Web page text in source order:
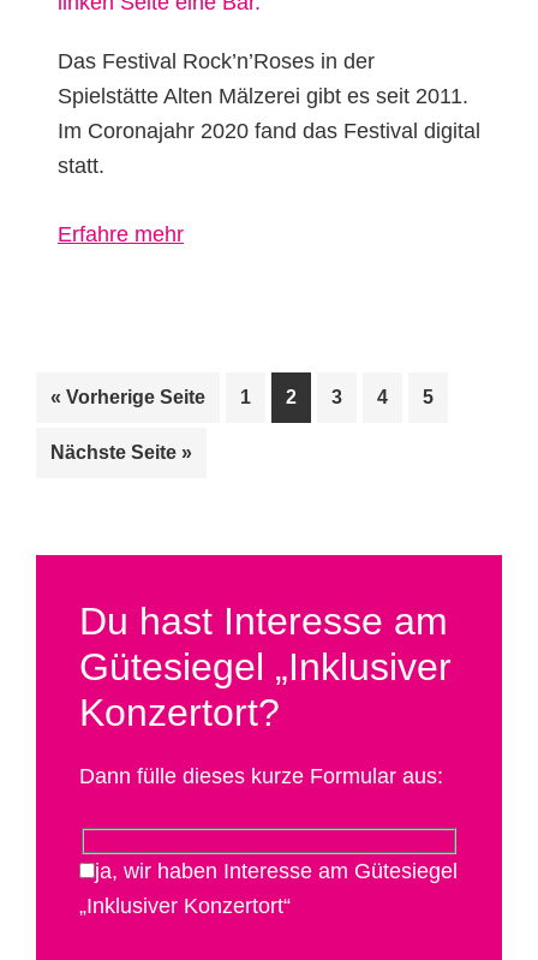
Das Festival Rock’n’Roses in der
Spielstätte Alten Mälzerei gibt es seit 2011.
Im Coronajahr 2020 fand das Festival digital
statt.
Erfahre mehrüber
« Vorherige Seiteaufrufen
Seite
1 Seite
2 Seite
3 Seite
4 Seite
5
Nächste Seite aufrufen
»
Du hast Interesse am
Gütesiegel „Inklusiver
Konzertort?
Dann fülle dieses kurze Formular aus:
ja, wir haben Interesse am Gütesiegel
„Inklusiver Konzertort“